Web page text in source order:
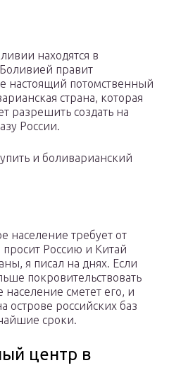
находятся в
правит
настоящий потомственный
страна, которая
разрешить создать на
России.
и боливарианский
население требует от
просит Россию и Китай
я писал на днях. Если
покровительствовать
население сметет его, и
острове российских баз
сроки.
центр в